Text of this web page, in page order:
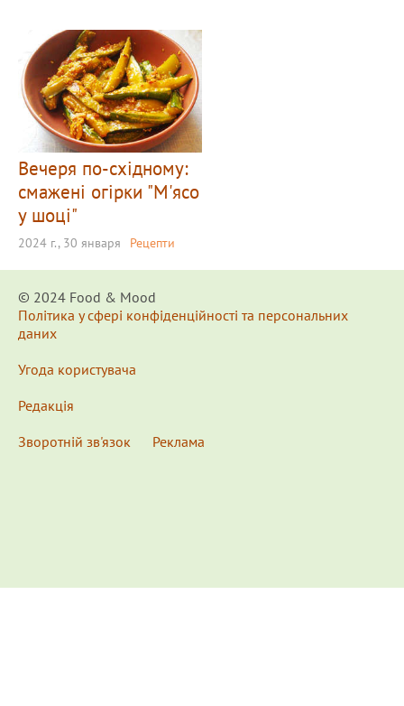
Вечеря по-східному:
смажені огірки "М'ясо
у шоці"
2024 г., 30 января Рецепти
© 2024 Food & Мood
Політика у сфері конфіденційності та персональних
даних
Угода користувача
Редакція
Зворотній зв'язок
Реклама